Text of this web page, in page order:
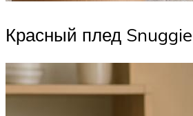
Красный плед